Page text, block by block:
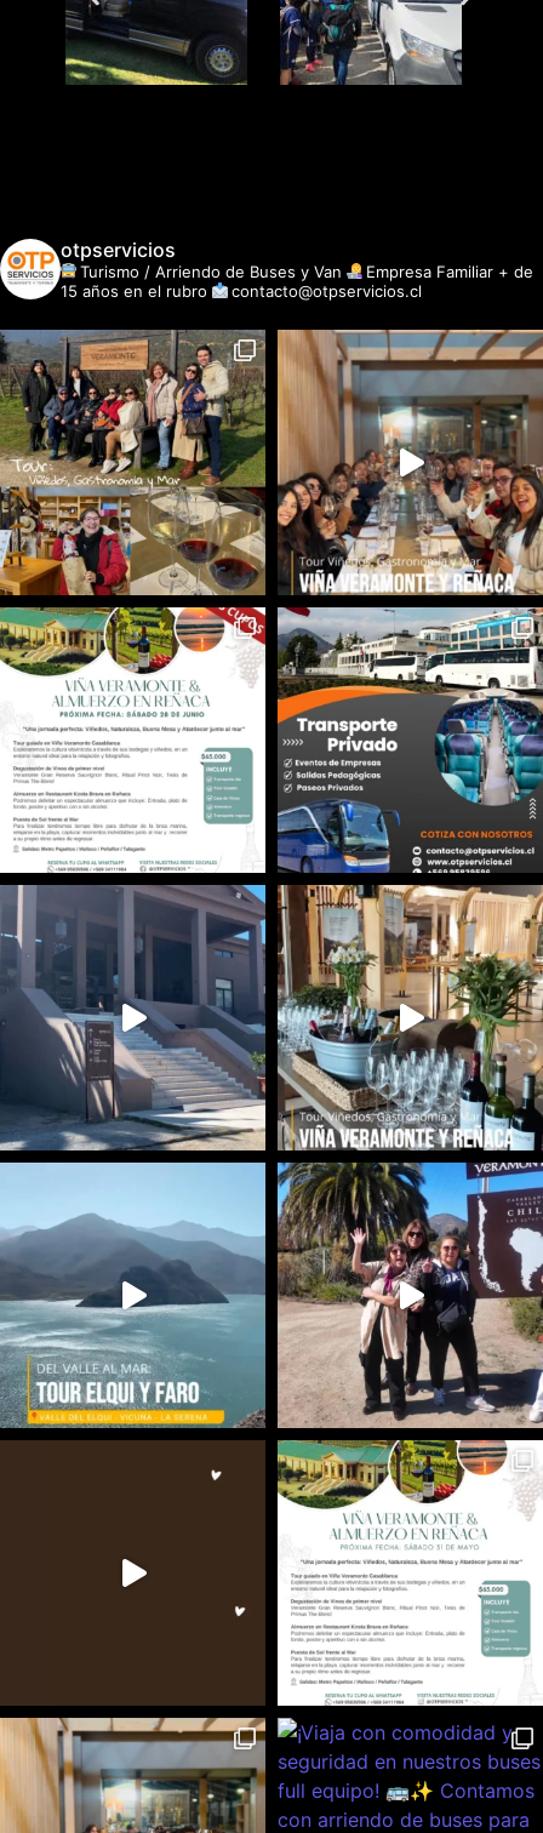
otpservicios
Turismo / Arriendo de Buses y Van
Empresa Familiar + de
15 años en el rubro
contacto@otpservicios.cl